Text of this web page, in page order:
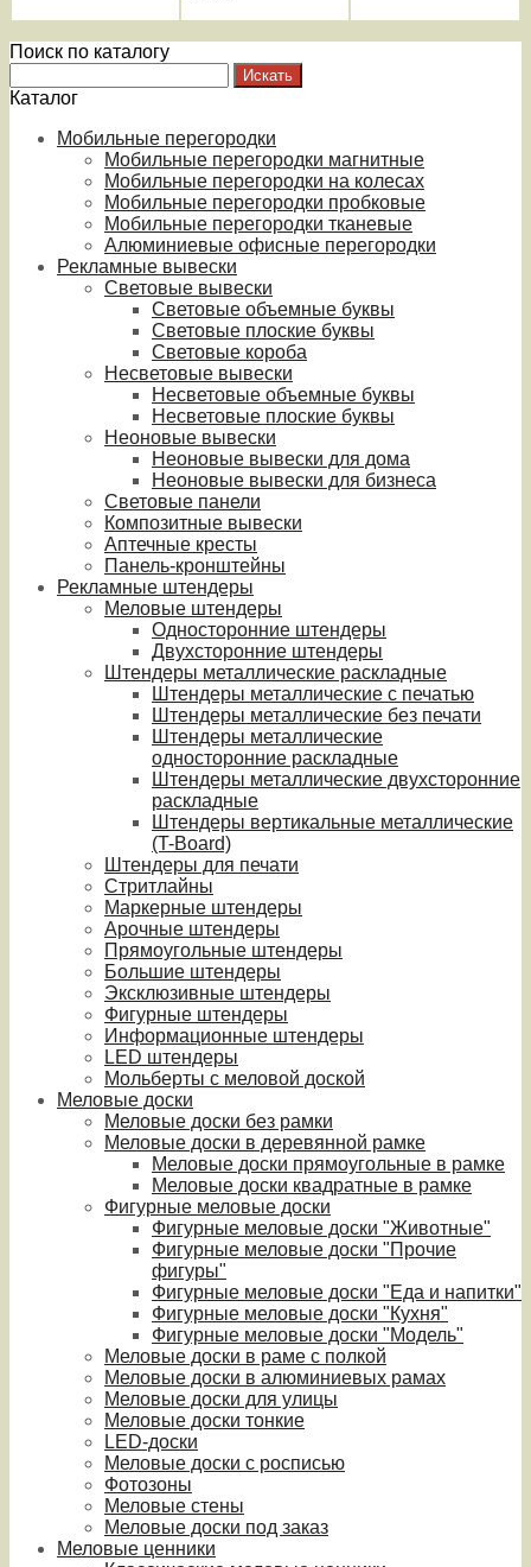
Поиск по каталогу
Каталог
Мобильные перегородки
Мобильные перегородки магнитные
Мобильные перегородки на колесах
Мобильные перегородки пробковые
Мобильные перегородки тканевые
Алюминиевые офисные перегородки
Рекламные вывески
Световые вывески
Световые объемные буквы
Световые плоские буквы
Световые короба
Несветовые вывески
Несветовые объемные буквы
Несветовые плоские буквы
Неоновые вывески
Неоновые вывески для дома
Неоновые вывески для бизнеса
Световые панели
Композитные вывески
Аптечные кресты
Панель-кронштейны
Рекламные штендеры
Меловые штендеры
Односторонние штендеры
Двухсторонние штендеры
Штендеры металлические раскладные
Штендеры металлические с печатью
Штендеры металлические без печати
Штендеры металлические
односторонние раскладные
Штендеры металлические двухсторонние
раскладные
Штендеры вертикальные металлические
(T-Board)
Штендеры для печати
Стритлайны
Маркерные штендеры
Арочные штендеры
Прямоугольные штендеры
Большие штендеры
Эксклюзивные штендеры
Фигурные штендеры
Информационные штендеры
LED штендеры
Мольберты с меловой доской
Меловые доски
Меловые доски без рамки
Меловые доски в деревянной рамке
Меловые доски прямоугольные в рамке
Меловые доски квадратные в рамке
Фигурные меловые доски
Фигурные меловые доски "Животные"
Фигурные меловые доски "Прочие
фигуры"
Фигурные меловые доски "Еда и напитки"
Фигурные меловые доски "Кухня"
Фигурные меловые доски "Модель"
Меловые доски в раме с полкой
Меловые доски в алюминиевых рамах
Меловые доски для улицы
Меловые доски тонкие
LED-доски
Меловые доски с росписью
Фотозоны
Меловые стены
Меловые доски под заказ
Меловые ценники